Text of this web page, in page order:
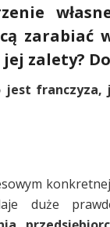
zarabiać
zalety?
jest franczyza,
duże